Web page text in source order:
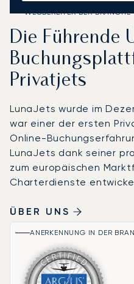
WEGBEREITER DER BRANCHE
Die Führende
Privatjets
LunaJets wurde im
war einer der ersten
Online-
LunaJets dank seiner
zum europäischen
Charterdienste
ÜBER UNS
ANERKENNUNG IN DER